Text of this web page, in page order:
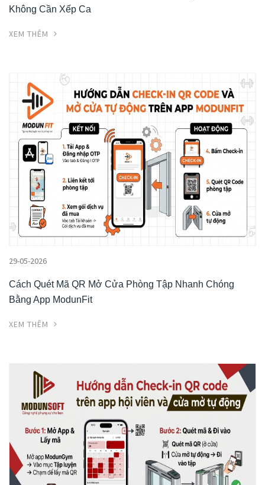
Không Cần Xếp Ca
XEM THÊM
29-05-2026
Cách Quét Mã QR Mở Cửa Phòng Tập Nhanh Chóng
Bằng App ModunFit
XEM THÊM